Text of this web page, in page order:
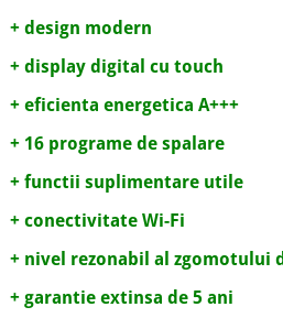
+ design modern
+ display digital cu touch
+ eficienta energetica A+++
+ 16 programe de spalare
+ functii suplimentare utile
+ conectivitate Wi-Fi
+ nivel rezonabil al zgomotului
+ garantie extinsa de 5 ani